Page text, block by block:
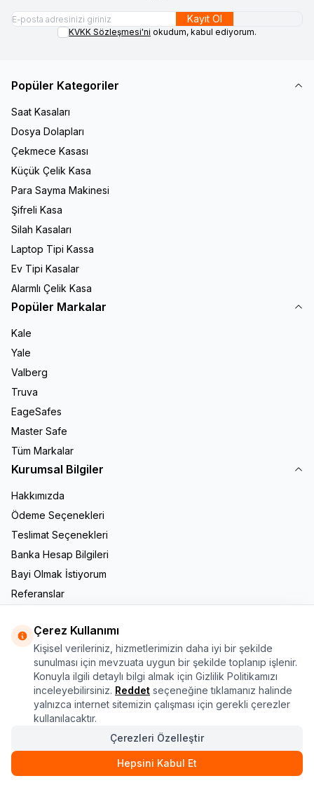
Kayıt Ol
KVKK Sözleşmesi'ni okudum, kabul ediyorum.
Popüler Kategoriler
Saat Kasaları
Dosya Dolapları
Çekmece Kasası
Küçük Çelik Kasa
Para Sayma Makinesi
Şifreli Kasa
Silah Kasaları
Laptop Tipi Kassa
Ev Tipi Kasalar
Alarmlı Çelik Kasa
Popüler Markalar
Kale
Yale
Valberg
Truva
EageSafes
Master Safe
Tüm Markalar
Kurumsal Bilgiler
Hakkımızda
Ödeme Seçenekleri
Teslimat Seçenekleri
Banka Hesap Bilgileri
Bayi Olmak İstiyorum
Referanslar
Adres & İletişim
Adres
Yukarı Dudullu Mah. Nato Yolu Cad. No: 182/B Ümraniye /
İstanbul
Telefon
444 1 690
E-Posta
Çerez Kullanımı
Kişisel verileriniz, hizmetlerimizin daha iyi bir şekilde
sunulması için mevzuata uygun bir şekilde toplanıp işlenir.
Konuyla ilgili detaylı bilgi almak için Gizlilik Politikamızı
inceleyebilirsiniz. Reddet seçeneğine tıklamanız halinde
yalnızca internet sitemizin çalışması için gerekli çerezler
kullanılacaktır.
Çerezleri Özelleştir
Hepsini Kabul Et